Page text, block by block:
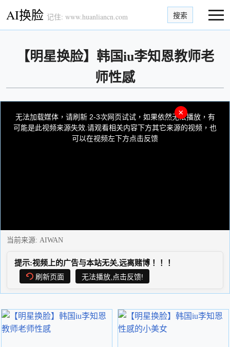
AI换脸 记住: www.huanliancn.com 搜索
【明星换脸】韩国iu李知恩教师老
师性感
window.
无法加载媒体，请刷新 2-3次网页试试，如果依然无法播放，有
可能是此视频来源失效.请观看相关内容下方其它来源的视频，也
可以在视频左下方点击反馈
×
当前来源: AIWAN
提示:视频上的广告与本站无关,远离赌博！！！
刷新页面
无法播放,点击反馈!